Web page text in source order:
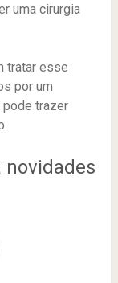
uma cirurgia
tratar esse
por um
pode trazer
novidades